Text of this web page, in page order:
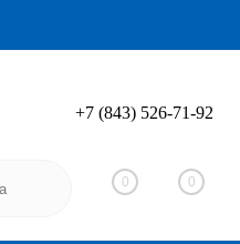
Вход Регистрация
+7 (843) 526-71-92
0 0